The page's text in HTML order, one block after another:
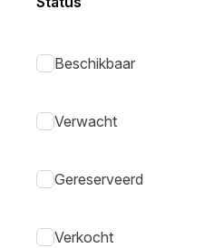
Beschikbaar
Verwacht
Gereserveerd
Verkocht